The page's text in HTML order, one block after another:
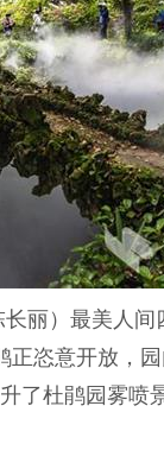
丽）最美人间
恣意开放，
了杜鹃园雾喷